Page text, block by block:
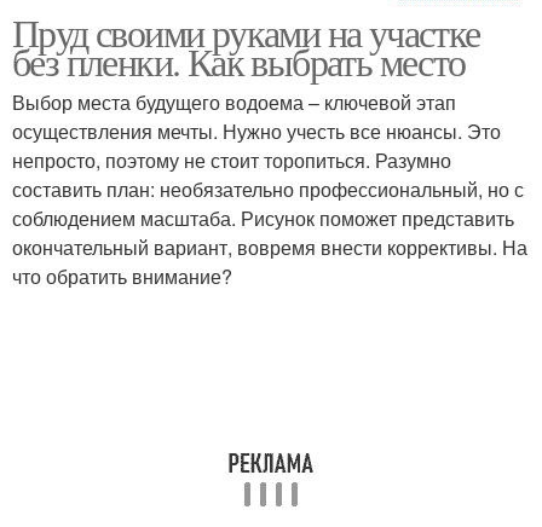
Проточный пруд Котлован для пруда
Пруд на болотистом
участке
Пруд без плёнки
Пруд своими руками на участке
без пленки. Как выбрать место
Выбор места будущего водоема – ключевой этап
осуществления мечты. Нужно учесть все нюансы. Это
непросто, поэтому не стоит торопиться. Разумно
составить план: необязательно профессиональный, но с
соблюдением масштаба. Рисунок поможет представить
окончательный вариант, вовремя внести коррективы. На
что обратить внимание?